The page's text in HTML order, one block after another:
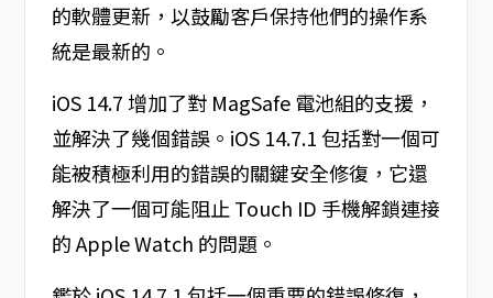
的軟體更新，以鼓勵客戶保持他們的操作系
統是最新的。
iOS 14.7 增加了對 MagSafe 電池組的支援，
並解決了幾個錯誤。iOS 14.7.1 包括對一個可
能被積極利用的錯誤的關鍵安全修復，它還
解決了一個可能阻止 Touch ID 手機解鎖連接
的 Apple Watch 的問題。